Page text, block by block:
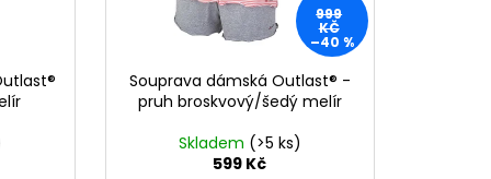
999
KČ
–40 %
Souprava dámská Outlast® -
pruh broskvový/šedý melír
Skladem (>5 ks)
599 Kč